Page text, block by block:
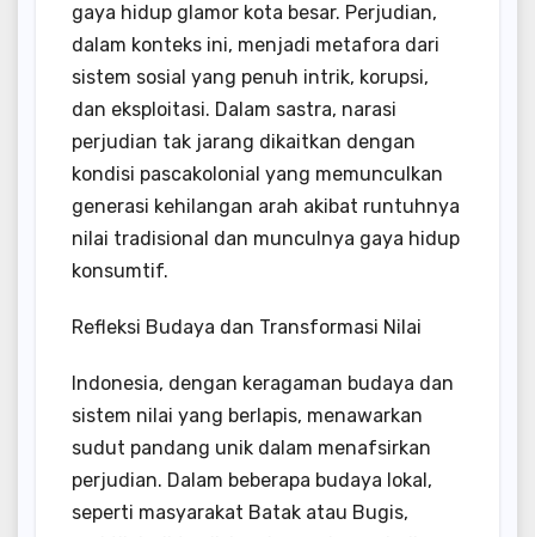
gaya hidup glamor kota besar. Perjudian,
dalam konteks ini, menjadi metafora dari
sistem sosial yang penuh intrik, korupsi,
dan eksploitasi. Dalam sastra, narasi
perjudian tak jarang dikaitkan dengan
kondisi pascakolonial yang memunculkan
generasi kehilangan arah akibat runtuhnya
nilai tradisional dan munculnya gaya hidup
konsumtif.
Refleksi Budaya dan Transformasi Nilai
Indonesia, dengan keragaman budaya dan
sistem nilai yang berlapis, menawarkan
sudut pandang unik dalam menafsirkan
perjudian. Dalam beberapa budaya lokal,
seperti masyarakat Batak atau Bugis,